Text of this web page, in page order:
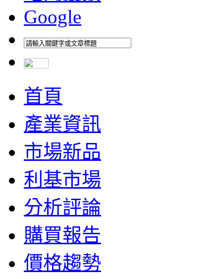
Google
首頁
產業資訊
市場新品
利基市場
分析評論
購買報告
價格趨勢